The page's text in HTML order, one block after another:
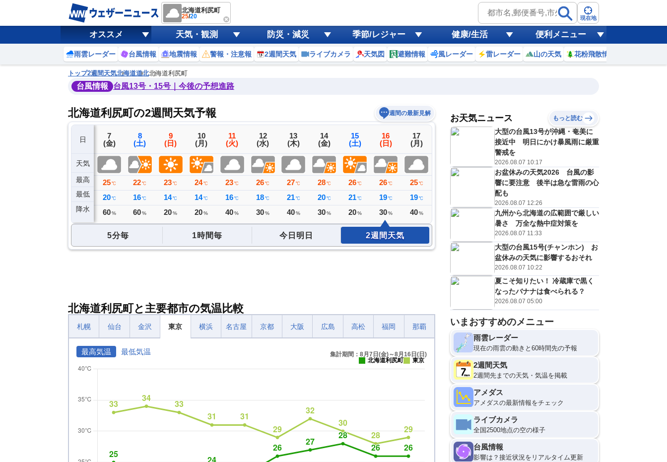
北海道利尻町
25/20 現在地
オススメ 天気・観測 防災・減災 季節/レジャー 健康/生活 便利メニュー
雨雲レーダー 台風情報 地震情報 警報・注意報 2週間天気 ライブカメラ 天気図 避難情報 風レーダー 雷レーダー 山の天気 花粉飛散情報
トップ2週間天気北海道道北北海道利尻町
台風情報 台風13号・15号｜今後の予想進路
北海道利尻町の2週間天気予報 週間の最新見解
日
天気
最高
最低
降水
6
(木)
25℃
22℃
ミリ
7
(金)
25 ℃
20 ℃
60 %
8
(土)
22 ℃
16 ℃
60 %
9
(日)
23 ℃
14℃
20 %
10
(月)
24℃
14℃
20 %
11
(火)
23℃
16℃
40%
12
(水)
26℃
18℃
30%
13
(木)
27℃
21℃
40%
14
(金)
28℃
20℃
30%
15
(土)
26 ℃
21 ℃
20 %
16
(日)
26 ℃
19 ℃
30 %
17
(月)
25 ℃
19 ℃
40 %
18
%
20
(木)
E
25℃
21
30%
21
(金)
D
26℃
30%
予報の
信頼度
B
C
D
5分毎 1時間毎 今日明日 2週間天気
北海道利尻町と主要都市の気温比較
札幌 仙台 金沢 東京 横浜 名古屋 京都 大阪 広島 高松 福岡 那覇
最高気温 最低気温
集計期間：8月7日(金)～8月16日(日)
北海道利尻町
東京
お天気ニュース もっと読む
大型の台風13号が沖縄・奄美に
接近中 明日にかけ暴風雨に厳重
警戒を
2026.08.07 10:17
お盆休みの天気2026 台風の影
響に要注意 後半は急な雷雨の心
配も
2026.08.07 12:26
九州から北海道の広範囲で厳しい
暑さ 万全な熱中症対策を
2026.08.07 11:33
大型の台風15号(チャンホン) お
盆休みの天気に影響するおそれ
2026.08.07 10:22
夏こそ知りたい！ 冷蔵庫で黒く
なったバナナは食べられる？
2026.08.07 05:00
いまおすすめのメニュー
雨雲レーダー
現在の雨雲の動きと60時間先の予報
2週間天気
2週間先までの天気・気温を掲載
アメダス
アメダスの最新情報をチェック
ライブカメラ
全国2500地点の空の様子
台風情報
影響は？接近状況をリアルタイム更新